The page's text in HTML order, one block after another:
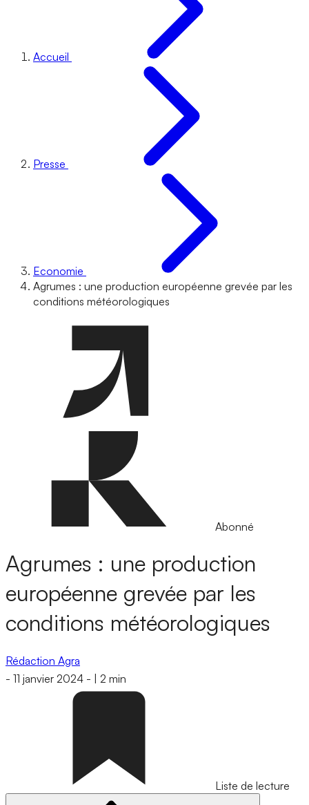
Accueil
Presse
Economie
Agrumes : une production européenne grevée par les
conditions météorologiques
Abonné
Agrumes : une production
européenne grevée par les
conditions météorologiques
Rédaction Agra
- 11 janvier 2024 - 2 min
Liste de lecture